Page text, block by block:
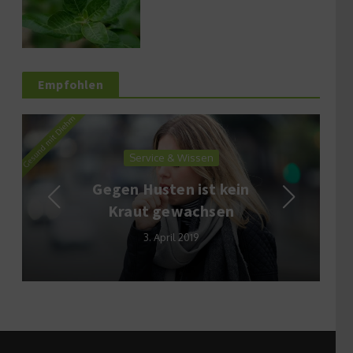
Empfohlen
Service & Wissen
Gegen Husten ist kein
Kraut gewachsen
3. April 2019